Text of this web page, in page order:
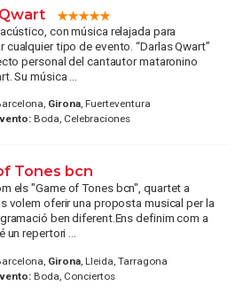
con música relajada para
cualquier tipo de evento. “Darlas Qwart”
personal del cantautor mataronino
Su música ...
Girona, Fuerteventura
Boda, Celebraciones
Tones bcn
els "Game of Tones bcn", quartet a
volem oferir una proposta musical per la
ben diferent.Ens definim com a
repertori ...
Girona, Lleida, Tarragona
Boda, Conciertos